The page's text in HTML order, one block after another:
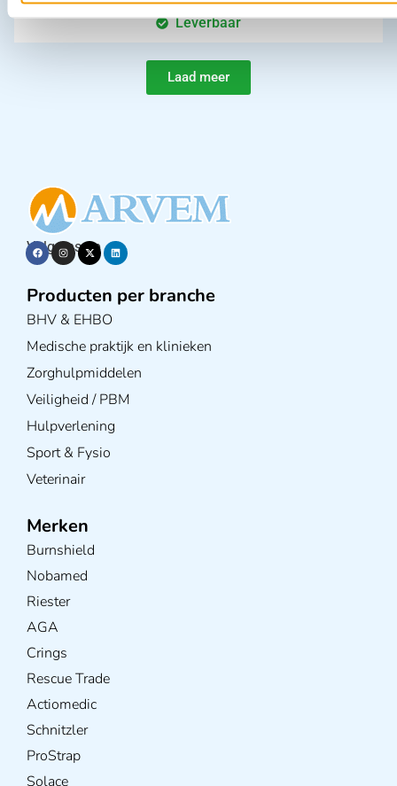
Leverbaar
Laad meer
Volg ons op
Producten per branche
BHV & EHBO
Medische praktijk en klinieken
Zorghulpmiddelen
Veiligheid / PBM
Hulpverlening
Sport & Fysio
Veterinair
Merken
Burnshield
Nobamed
Riester
AGA
Crings
Rescue Trade
Actiomedic
Schnitzler
ProStrap
Solace